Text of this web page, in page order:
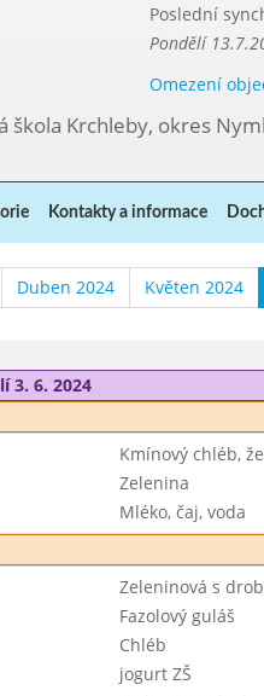
Poslední
Pondělí
Omezení
škola Krchleby, okres
Kontakty a informace
Duben 2024 Květen 2024
3. 6. 2024
Kmínový chléb,
Zelenina
Mléko, čaj, voda
Zeleninová s
Fazolový guláš
Chléb
jogurt ZŠ